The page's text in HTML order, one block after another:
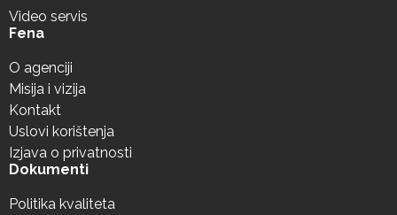
Video servis
Fena
O agenciji
Misija i vizija
Kontakt
Uslovi korištenja
Izjava o privatnosti
Dokumenti
Politika kvaliteta